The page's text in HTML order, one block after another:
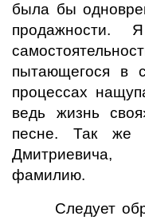
была бы
продажности.
пытающегося в
процессах
ведь жизнь
песне. Так
Дмитриевича,
фамилию.
Следует